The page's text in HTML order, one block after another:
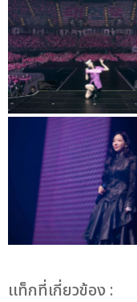
เเท็กที่เกี่ยวข้อง :